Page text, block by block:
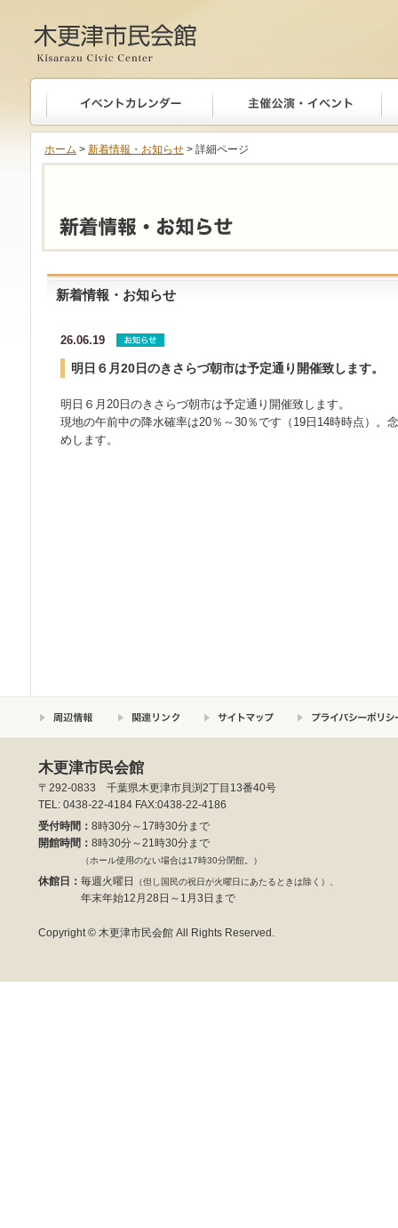
木更津市民会館
ホーム > 新着情報・お知らせ > 詳細ページ
新着情報・お知らせ
26.06.19
明日６月20日のきさらづ朝市は予定通り開催致します。
明日６月20日のきさらづ朝市は予定通り開催致します。
現地の午前中の降水確率は20％～30％です（19日14時時点）。
めします。
木更津市民会館
〒292-0833 千葉県木更津市貝渕2丁目13番40号
TEL: 0438-22-4184 FAX:0438-22-4186
受付時間： 8時30分～17時30分まで
開館時間： 8時30分～21時30分まで
（ホール使用のない場合は17時30分閉館。）
休館日： 毎週火曜日 （但し国民の祝日が火曜日にあたるときは除く）、
年末年始12月28日～1月3日まで
Copyright © 木更津市民会館 All Rights Reserved.